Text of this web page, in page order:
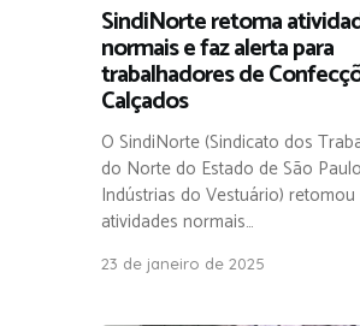
SindiNorte retoma
normais e faz alerta para
trabalhadores de
Calçados
O SindiNorte (Sindicato dos
do Norte do Estado de São
Indústrias do Vestuário) retomou
atividades normais…
23 de janeiro de 2025